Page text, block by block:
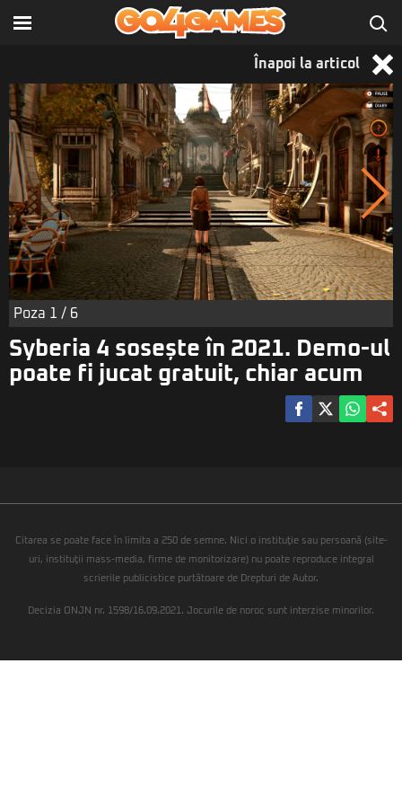
Înapoi la articol
Poza 1 / 6
Syberia 4 sosește în 2021. Demo-ul
poate fi jucat gratuit, chiar acum
Citarea se poate face în limita a 250 de semne. Nici o instituţie sau persoană (site-
uri, instituţii mass-media, firme de monitorizare) nu poate reproduce integral
scrierile publicistice purtătoare de Drepturi de Autor.
Decizia ONJN nr. 1598/16.09.2021. Jocurile de noroc sunt interzise minorilor.